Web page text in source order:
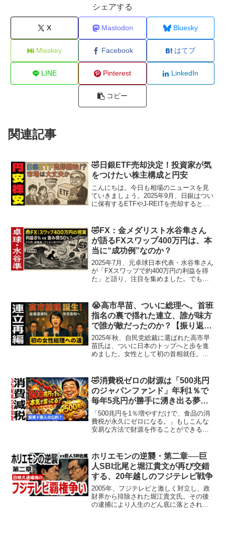
シェアする
X Mastodon Bluesky
Misskey Facebook はてブ
LINE Pinterest LinkedIn
コピー
関連記事
🤣日銀ETF売却決定！投資家が気
をつけたい株主構成と円安
こんにちは。今日も相場のニュースを見
ていきましょう。2025年9月、日銀はつい
に保有するETFやJ-REITを売却すると発
いでしょうか。長年、市場を支え続けて
きた“影の...
🤣FX：金メダリスト水谷隼さん
が語るFXスワップ400万円は、本
当に“成功例”なのか？
2025年7月、元卓球日本代表・水谷隼さん
が「FXスワップで約400万円の利益を得
た」と語り、注目を集めました。でも、
に立たされたら、どう動くのが“プロっぽ
い判断”...
😭高市早苗、ついに総理へ。首班
指名の裏で揺れた連立、誰が味方
で誰が敵だったのか？【振り返
り】
2025年秋、自民党総裁に選ばれた高市早
苗氏は、ついに日本のトップへと歩を進
めました。女性として初の首相就任。国
では、連立をめぐる駆け引きと各党の思
惑が交錯していました...
🤣消費税ゼロの財源は「500兆円
のジャパンファンド」年利1％で
毎年5兆円が勝手に湧き出る夢の
ような公約？！
「500兆円を1％増やすだけで、食品の消
費税が永久にゼロになる。」もしこんな
安易な方法で財源を作ることができるな
増やせばよい」などと考えてしまう人が
いても不思議ではあ...
ホリエモンの逆襲・第二章──巨
人SBI北尾と堀江貴文が再び交錯
する、20年越しのフジテレビ戦争
2005年、フジテレビと激しく対立し、政
財界から排除された堀江貴文氏。その後
の逮捕により人生のどん底に落とされま